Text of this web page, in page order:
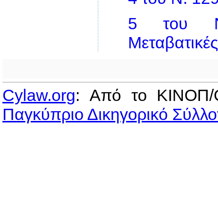
5 του Ν.
Cylaw.org: Από το
Παγκύπριο Δικηγορικό